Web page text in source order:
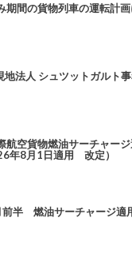
期間の貨物列車の運転計
地法人 シュツットガルト
航空貨物燃油サーチャー
年8月1日適用 改定）
半 燃油サーチャージ適